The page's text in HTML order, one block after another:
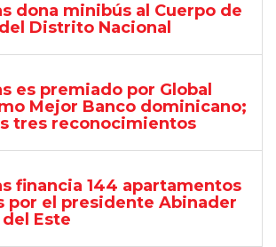
dona minibús al Cuerpo de
Distrito Nacional
es premiado por Global
Mejor Banco dominicano;
tres reconocimientos
financia 144 apartamentos
por el presidente Abinader
Este